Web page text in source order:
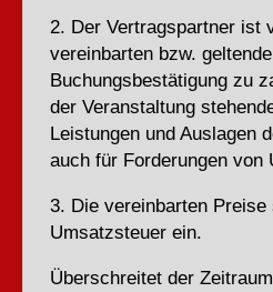
2. Der Vertragspartner ist
vereinbarten bzw.
Buchungsbestätigung zu
der Veranstaltung
Leistungen und Auslagen
auch für Forderungen
3. Die vereinbarten
Umsatzsteuer ein.
Überschreitet der